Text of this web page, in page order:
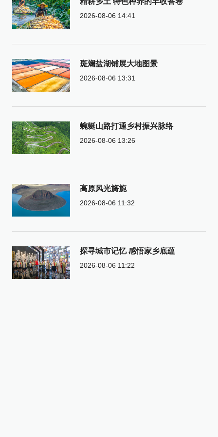
2026-08-06 14:41
斑斓盐湖铺展大地图景
2026-08-06 13:31
蜿蜒山路打通乡村振兴脉络
2026-08-06 13:26
高原风光旖旎
2026-08-06 11:32
探寻城市记忆 感悟家乡底蕴
2026-08-06 11:22